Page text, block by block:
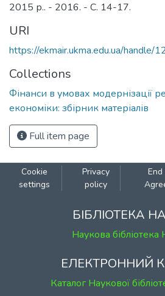
2015 р.. - 2016. - С. 14-17.
URI
https://ekmair.ukma.edu.ua/
Collections
Фінанси в умовах модернізації
економіки: збірник матеріалів
Full item page
Cookie
settings
Privacy
policy
БІБЛІОТЕКА
Наукова
ЕЛЕКТРОННИЙ
Каталог Наукової